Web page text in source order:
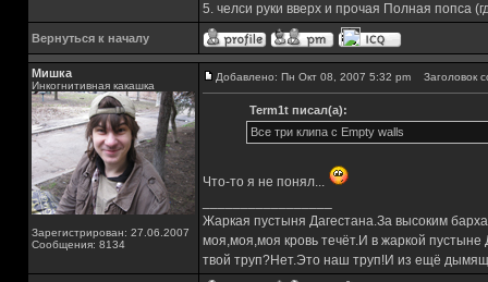
5. челси руки вверх и прочая Полная попса
Вернуться к началу
Мишка
Инкогнитивная какашка
Зарегистрирован: 27.06.2007
Сообщения: 8134
Добавлено: Пн Окт 08, 2007 5:32 pm Заголовок
Term1t писал(а):
Все три клипа с Empty walls
Что-то я не понял...
Жаркая пустыня Дагестана.За высоким
моя,моя,моя кровь течёт.И в жаркой
твой труп?Нет.Это наш труп!И из ещё